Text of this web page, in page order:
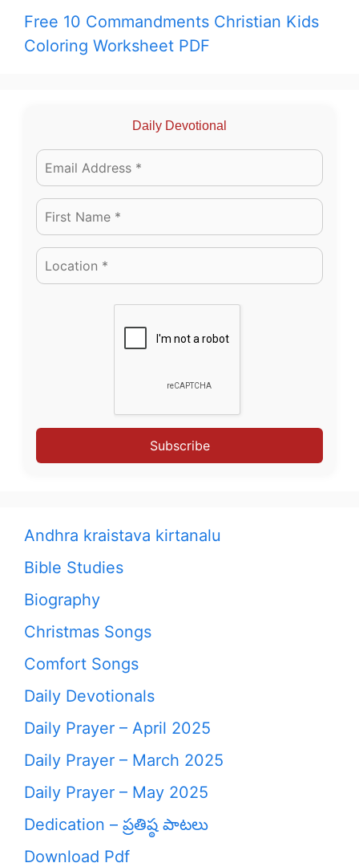
Free 10 Commandments Christian Kids
Coloring Worksheet PDF
Daily Devotional
Subscribe
Andhra kraistava kirtanalu
Bible Studies
Biography
Christmas Songs
Comfort Songs
Daily Devotionals
Daily Prayer – April 2025
Daily Prayer – March 2025
Daily Prayer – May 2025
Dedication – ప్రతిష్ఠ పాటలు
Download Pdf